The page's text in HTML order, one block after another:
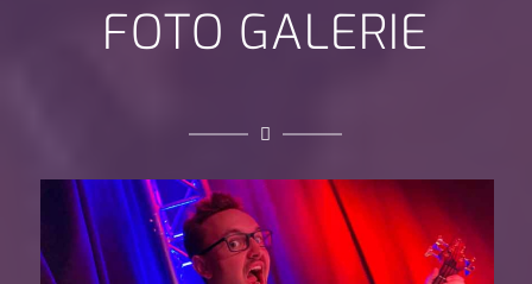
FOTO GALERIE